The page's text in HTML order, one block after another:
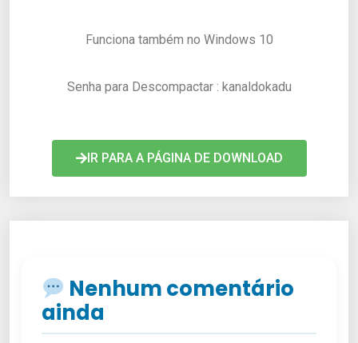
Funciona também no Windows 10
Senha para Descompactar : kanaldokadu
IR PARA A PÁGINA DE DOWNLOAD
Nenhum comentário
ainda